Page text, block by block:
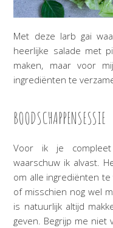
Met deze larb gai
heerlijke salade met
maken, maar voor
ingrediënten te
BOODSCHAPPENSESSIE
Voor ik je
waarschuw ik alvast.
om alle ingrediënten te
of misschien nog wel
is natuurlijk altijd
geven. Begrijp me niet